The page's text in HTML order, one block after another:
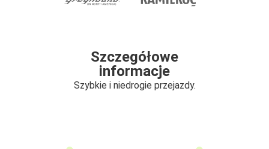
Szczegółowe
informacje
Szybkie i niedrogie przejazdy.